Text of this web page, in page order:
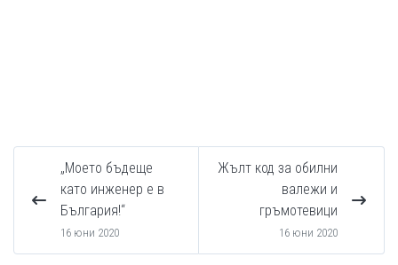
„Моето бъдеще
като инженер е в
България!“
16 юни 2020
Жълт код за обилни
валежи и
гръмотевици
16 юни 2020